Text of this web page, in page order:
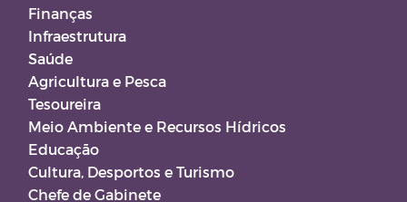
Finanças
Infraestrutura
Saúde
Agricultura e Pesca
Tesoureira
Meio Ambiente e Recursos Hídricos
Educação
Cultura, Desportos e Turismo
Chefe de Gabinete